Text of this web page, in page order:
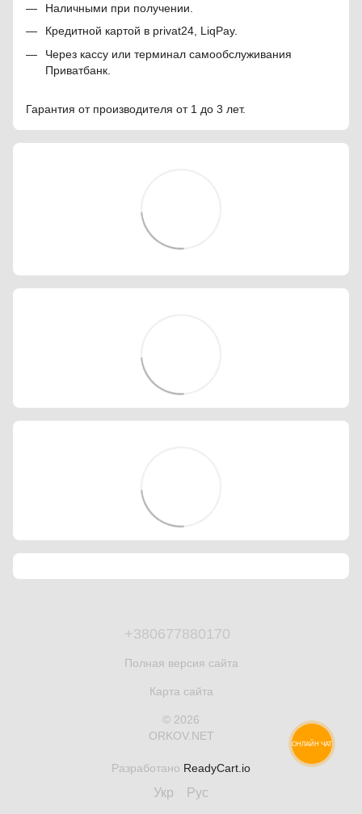
Наличными при получении.
Кредитной картой в privat24, LiqPay.
Через кассу или терминал самообслуживания
Приватбанк.
Гарантия от производителя от 1 до 3 лет.
+380677880170
Полная версия сайта
Карта сайта
© 2026
ORKOV.NET
Разработано ReadyCart.io
Укр Рус
ОНЛАЙН ЧАТ